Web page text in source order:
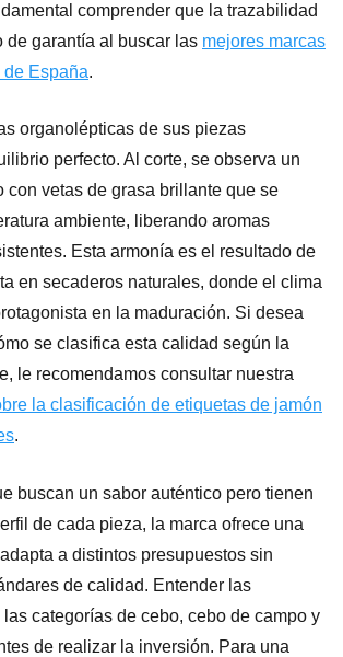
comprender que la trazabilidad
de garantía al buscar las mejores marcas
España.
organolépticas de sus piezas
perfecto. Al corte, se observa un
con vetas de grasa brillante que se
ambiente, liberando aromas
Esta armonía es el resultado de
en secaderos naturales, donde el clima
en la maduración. Si desea
se clasifica esta calidad según la
le recomendamos consultar nuestra
la clasificación de etiquetas de jamón
.
buscan un sabor auténtico pero tienen
de cada pieza, la marca ofrece una
a distintos presupuestos sin
de calidad. Entender las
categorías de cebo, cebo de campo y
de realizar la inversión. Para una